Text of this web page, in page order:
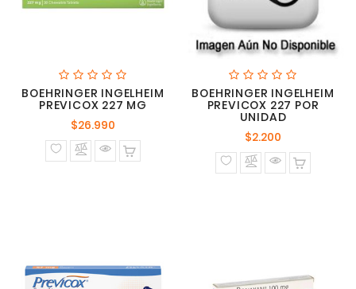
BOEHRINGER INGELHEIM
PREVICOX 227 MG
$26.990
normal
BOEHRINGER INGELHEIM
PREVICOX 227 POR
UNIDAD
$2.200
normal